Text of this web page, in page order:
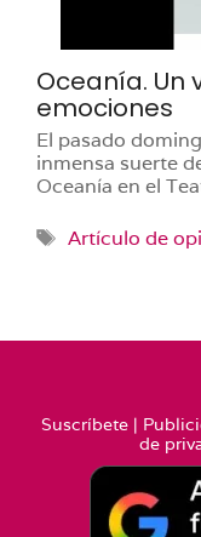
Oceanía. Un
emociones
El pasado
inmensa suerte
Oceanía en el
Etiquetas
Artículo de
Suscríbete |
de